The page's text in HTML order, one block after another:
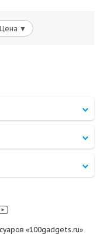
Цена ▼
«100gadgets.ru»